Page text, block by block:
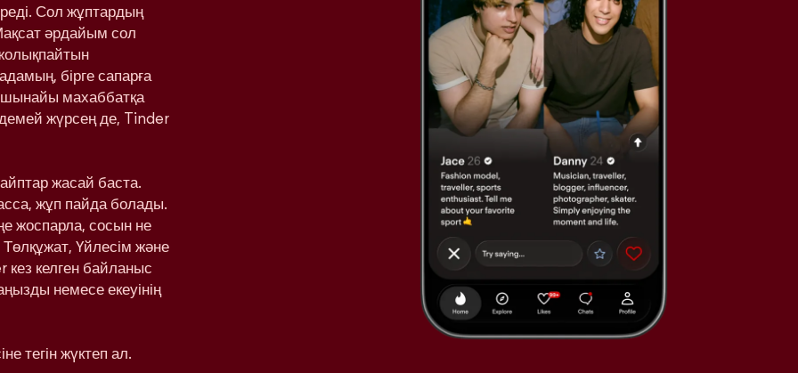
Сол жұптардың
әрдайым сол
бірге сапарға
шынайы махаббатқа
жүрсең де, Tinder
жасай баста.
жұп пайда болады.
жоспарла, сосын не
Үйлесім және
келген байланыс
немесе екеуінің
тегін жүктеп ал.